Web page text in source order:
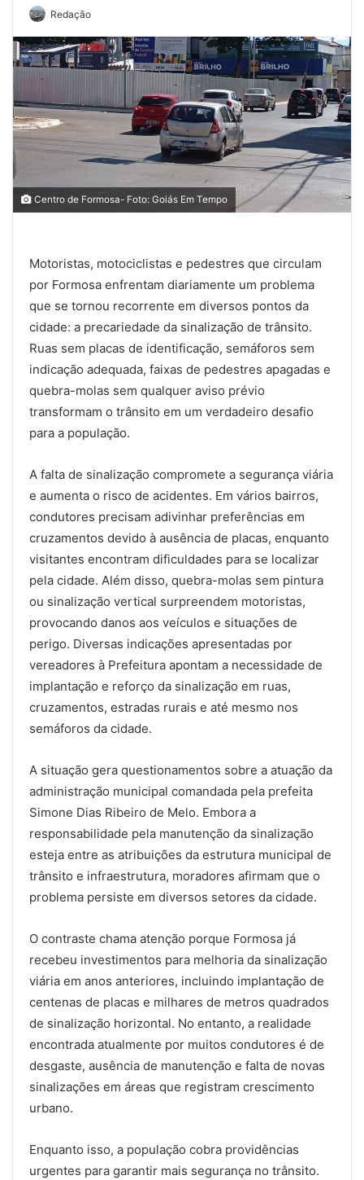
Redação
Centro de Formosa- Foto: Goiás Em Tempo
Motoristas, motociclistas e pedestres que circulam
por Formosa enfrentam diariamente um problema
que se tornou recorrente em diversos pontos da
cidade: a precariedade da sinalização de trânsito.
Ruas sem placas de identificação, semáforos sem
indicação adequada, faixas de pedestres apagadas e
quebra-molas sem qualquer aviso prévio
transformam o trânsito em um verdadeiro desafio
para a população.
A falta de sinalização compromete a segurança viária
e aumenta o risco de acidentes. Em vários bairros,
condutores precisam adivinhar preferências em
cruzamentos devido à ausência de placas, enquanto
visitantes encontram dificuldades para se localizar
pela cidade. Além disso, quebra-molas sem pintura
ou sinalização vertical surpreendem motoristas,
provocando danos aos veículos e situações de
perigo. Diversas indicações apresentadas por
vereadores à Prefeitura apontam a necessidade de
implantação e reforço da sinalização em ruas,
cruzamentos, estradas rurais e até mesmo nos
semáforos da cidade.
A situação gera questionamentos sobre a atuação da
administração municipal comandada pela prefeita
Simone Dias Ribeiro de Melo. Embora a
responsabilidade pela manutenção da sinalização
esteja entre as atribuições da estrutura municipal de
trânsito e infraestrutura, moradores afirmam que o
problema persiste em diversos setores da cidade.
O contraste chama atenção porque Formosa já
recebeu investimentos para melhoria da sinalização
viária em anos anteriores, incluindo implantação de
centenas de placas e milhares de metros quadrados
de sinalização horizontal. No entanto, a realidade
encontrada atualmente por muitos condutores é de
desgaste, ausência de manutenção e falta de novas
sinalizações em áreas que registram crescimento
urbano.
Enquanto isso, a população cobra providências
urgentes para garantir mais segurança no trânsito.